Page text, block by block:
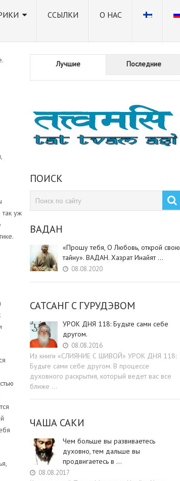
ССЫЛКИ О НАС
уж
Лучшие Последние
ПОИСК
ВАДАН
«Прошу тебя, О Любовь, открой свою
тайну». ВАДАН. Хазрат Инайят …
08.08.2020
САТСАНГ C ГУРУДЭВОМ
УРОК ДНЯ 118: Будьте cами cебе
другом.
08.08.2016
Из книги «СЛИЯНИЕ С ШИВОЙ» УРОК ДНЯ 118:
Будьте cами cебе другом. В процессе
духовного раскрытия, который ведет вас все
ближе …
ЧАША САКИ
Чем больше вы развиваетесь
духовно, тем дальше вы
продвигаетесь в …
08.08.2017